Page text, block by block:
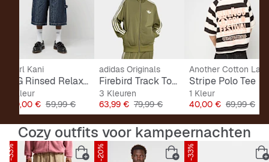
Karl Kani
OG Rinsed Relaxed Baggy Workwear Jorts
1 Kleur
Prijs
40,00 € Originele Prijs
59,99 €
adidas Originals
Firebird Track Top Loose
3 Kleuren
Prijs
63,99 € Originele Prijs
79,99 €
Another Cotton Lab
Stripe Polo Tee
1 Kleur
Prijs
40,00 € Originele
69,99 €
Cozy outfits voor kampeernachten
-33% -20% -33%